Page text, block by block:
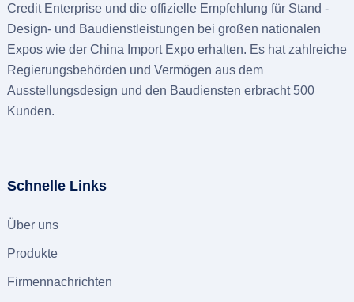
Credit Enterprise und die offizielle Empfehlung für Stand -
Design- und Baudienstleistungen bei großen nationalen
Expos wie der China Import Expo erhalten. Es hat zahlreiche
Regierungsbehörden und Vermögen aus dem
Ausstellungsdesign und den Baudiensten erbracht 500
Kunden.
Schnelle Links
Über uns
Produkte
Firmennachrichten